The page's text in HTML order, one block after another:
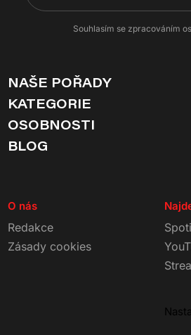
Souhlasím se zpracováním
NAŠE POŘADY
KATEGORIE
OSOBNOSTI
BLOG
O nás
Redakce
Zásady cookies